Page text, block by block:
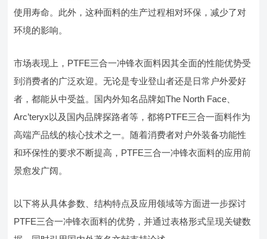
使用寿命。此外，这种面料的生产过程相对环保，减少了对
环境的影响。
市场表现上，PTFE三合一冲锋衣面料因其全面的性能优势受
到消费者的广泛欢迎。无论是专业登山者还是日常户外爱好
者，都能从中受益。国内外知名品牌如The North Face、
Arc’teryx以及国内品牌探路者等，都将PTFE三合一面料作为
高端产品线的核心技术之一。随着消费者对户外装备功能性
和环保性的要求不断提高，PTFE三合一冲锋衣面料的应用前
景愈发广阔。
以下将从具体参数、结构特点及应用领域等方面进一步探讨
PTFE三合一冲锋衣面料的优势，并通过表格形式呈现关键数